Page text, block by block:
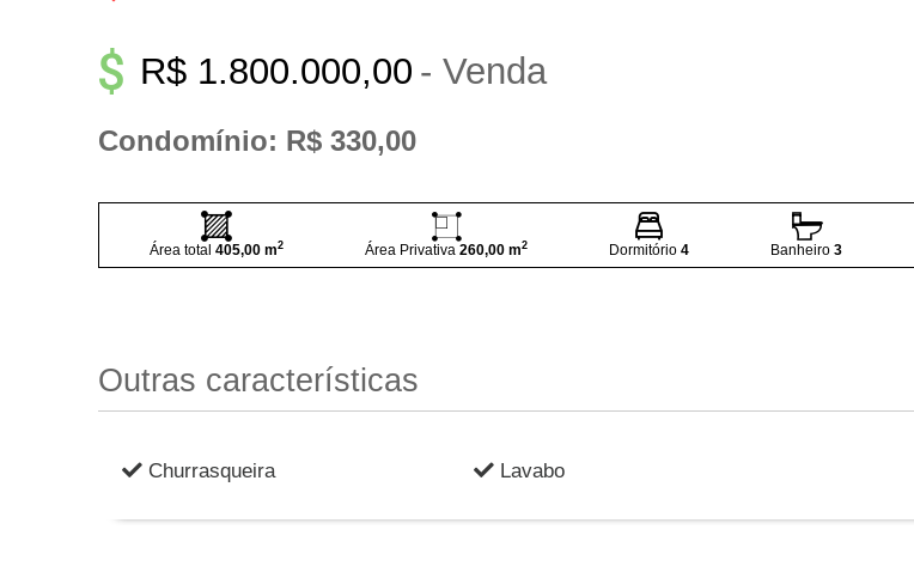
R$ 1.800.000,00 - Venda
Condomínio: R$ 330,00
Área total 405,00 m2 Área Privativa 260,00 m2 Dormitório4 Banheiro3
Outras características
Churrasqueira Lavabo